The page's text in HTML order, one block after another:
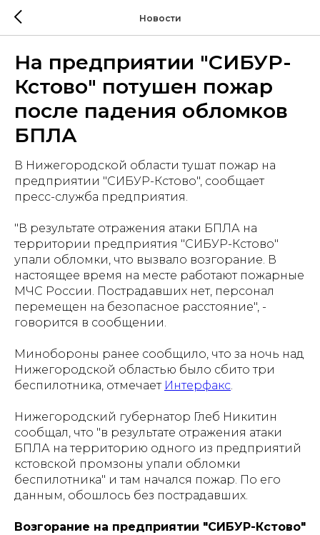
Новости
На предприятии "СИБУР-
Кстово" потушен пожар
после падения обломков
БПЛА
В Нижегородской области тушат пожар на
предприятии "СИБУР-Кстово", сообщает
пресс-служба предприятия.
"В результате отражения атаки БПЛА на
территории предприятия "СИБУР-Кстово"
упали обломки, что вызвало возгорание. В
настоящее время на месте работают пожарные
МЧС России. Пострадавших нет, персонал
перемещен на безопасное расстояние", -
говорится в сообщении.
Минобороны ранее сообщило, что за ночь над
Нижегородской областью было сбито три
беспилотника, отмечает Интерфакс.
Нижегородский губернатор Глеб Никитин
сообщал, что "в результате отражения атаки
БПЛА на территорию одного из предприятий
кстовской промзоны упали обломки
беспилотника" и там начался пожар. По его
данным, обошлось без пострадавших.
Возгорание на предприятии "СИБУР-Кстово"